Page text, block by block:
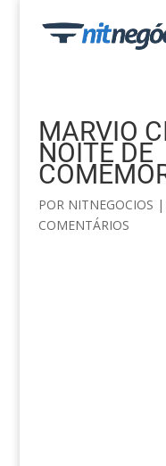
MARVIO
NOITE DE
POR NITNEGOCIOS |
COMENTÁRIOS